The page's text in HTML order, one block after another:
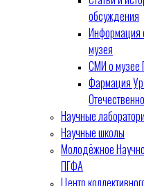
обсуждения
Информация
музея
СМИ о музее
Фармация
Научные
Научные школы
Молодёжное
ПГФА
Центр